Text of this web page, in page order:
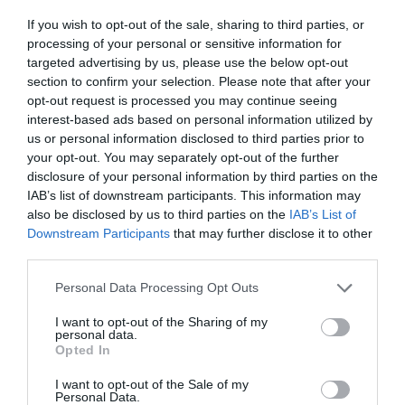
If you wish to opt-out of the sale, sharing to third parties, or
processing of your personal or sensitive information for
targeted advertising by us, please use the below opt-out
section to confirm your selection. Please note that after your
opt-out request is processed you may continue seeing
interest-based ads based on personal information utilized by
us or personal information disclosed to third parties prior to
your opt-out. You may separately opt-out of the further
disclosure of your personal information by third parties on the
IAB’s list of downstream participants. This information may
also be disclosed by us to third parties on the IAB’s List of
Downstream Participants that may further disclose it to other
Please note that this website/app uses one or more Google
not limited to your visit or usage behaviour. You may click to
grant or deny consent to Google and its third-party tags to
use your data for below specified purposes in below Google
consent section.
Personal Data Processing Opt Outs
I want to opt-out of the Sharing of my
personal data.
Opted In
I want to opt-out of the Sale of my
Personal Data.
fejlesztések jelentős előrelépést jelentenek a
Felsőváros számára.
A polgármester hozzátette: a város és a
kivitelező között egyetértés van abban, hogy a
felmerült problémát a jogszabályoknak
megfelelően, a városlakók érdekeit szem előtt
tartva kell rendezni. Az egyeztetések addig
folytatódnak, amíg minden fél számára
elfogadható szakmai megoldás nem születik.
milyen kihívásokkal járnak az önkormányzati
fejlesztések. A közpénzből finanszírozott
beruházásoknál a megrendelőnek egyszerre